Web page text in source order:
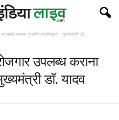
कराना हमारी प्राथमिकता : मुख्यमंत्री डॉ....
उपलब्ध कराना
डॉ. यादव